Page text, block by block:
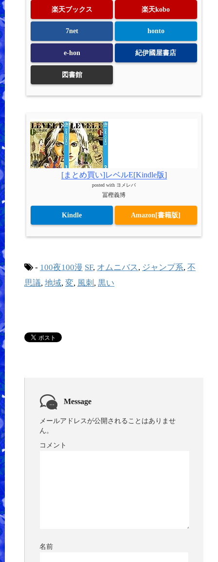
楽天ブックス 楽天kobo
7net honto
e-hon 紀伊國屋書店
図書館
[まとめ買い]レベルE[Kindle版]
posted with ヨメレバ
冨樫義博
Kindle Amazon[書籍版]
- 100夜100漫 SF, オムニバス, ジャンプ系, 不
思議, 地域, 変, 風刺 , 黒い
Message
メールアドレスが公開されることはありませ
ん。
コメント
名前